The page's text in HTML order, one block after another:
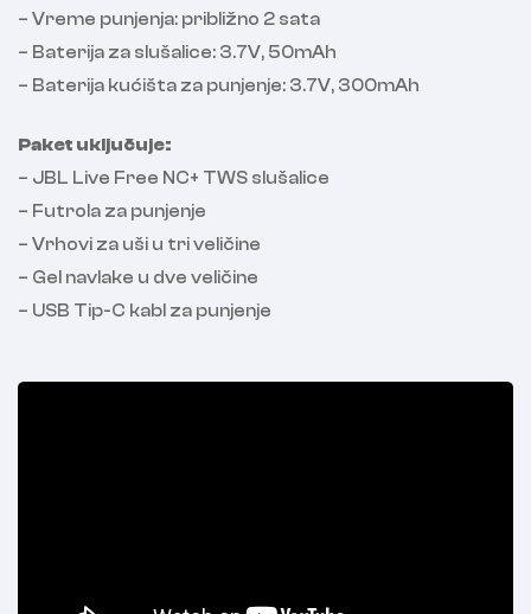
– Vreme punjenja: približno 2 sata
– Baterija za slušalice: 3.7V, 50mAh
– Baterija kućišta za punjenje: 3.7V, 300mAh
Paket uključuje:
– JBL Live Free NC+ TWS slušalice
– Futrola za punjenje
– Vrhovi za uši u tri veličine
– Gel navlake u dve veličine
– USB Tip-C kabl za punjenje